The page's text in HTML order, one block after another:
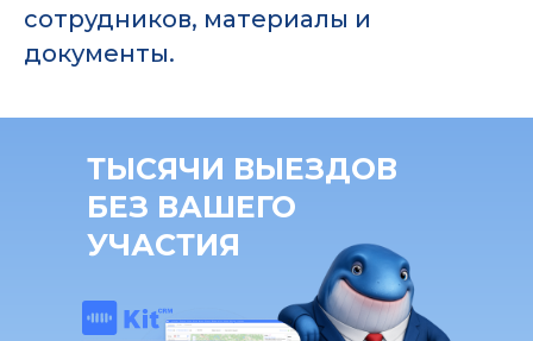
сотрудников, материалы и
документы.
ТЫСЯЧИ ВЫЕЗДОВ
БЕЗ ВАШЕГО
УЧАСТИЯ